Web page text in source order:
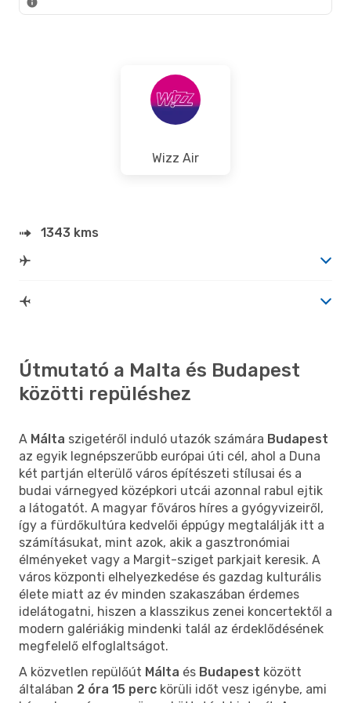
Wizz Air
1343 kms
Útmutató a Malta és Budapest
közötti repüléshez
A Málta szigetéről induló utazók számára Budapest
az egyik legnépszerűbb európai úti cél, ahol a Duna
két partján elterülő város építészeti stílusai és a
budai várnegyed középkori utcái azonnal rabul ejtik
a látogatót. A magyar főváros híres a gyógyvizeiről,
így a fürdőkultúra kedvelői éppúgy megtalálják itt a
számításukat, mint azok, akik a gasztronómiai
élményeket vagy a Margit-sziget parkjait keresik. A
város központi elhelyezkedése és gazdag kulturális
élete miatt az év minden szakaszában érdemes
idelátogatni, hiszen a klasszikus zenei koncertektől a
modern galériákig mindenki talál az érdeklődésének
megfelelő elfoglaltságot.
A közvetlen repülőút Málta és Budapest között
általában 2 óra 15 perc körüli időt vesz igénybe, ami